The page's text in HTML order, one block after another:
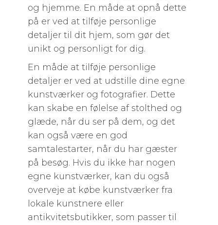
og hjemme. En måde at opnå dette
på er ved at tilføje personlige
detaljer til dit hjem, som gør det
unikt og personligt for dig.
En måde at tilføje personlige
detaljer er ved at udstille dine egne
kunstværker og fotografier. Dette
kan skabe en følelse af stolthed og
glæde, når du ser på dem, og det
kan også være en god
samtalestarter, når du har gæster
på besøg. Hvis du ikke har nogen
egne kunstværker, kan du også
overveje at købe kunstværker fra
lokale kunstnere eller
antikvitetsbutikker, som passer til